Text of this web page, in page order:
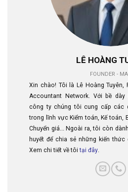
LÊ HOÀNG
FOUNDER -
Xin chào! Tôi là Lê Hoàng Tuyên,
Accountant Network. Với bề dày
công ty chúng tôi cung cấp các
trong lĩnh vực Kiểm toán, Kế toán,
Chuyển giá... Ngoài ra, tôi còn
huyết để chia sẻ những kiến thức
Xem chi tiết về tôitại đây.